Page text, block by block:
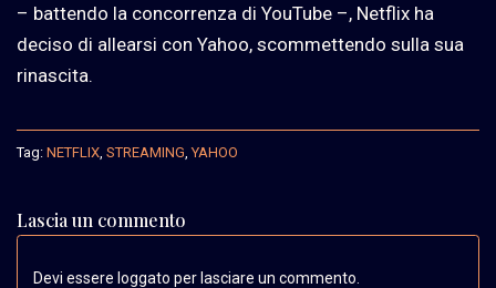
– battendo la concorrenza di YouTube –, Netflix ha
deciso di allearsi con Yahoo, scommettendo sulla sua
rinascita.
Tag: NETFLIX STREAMING ,YAHOO
Lascia un commento
Devi essere loggato per lasciare un commento.